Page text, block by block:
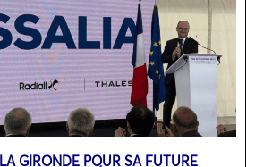
GIRONDE POUR SA FUTURE